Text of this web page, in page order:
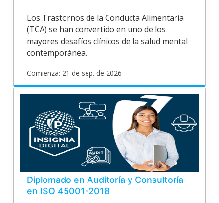
Los Trastornos de la Conducta Alimentaria
(TCA) se han convertido en uno de los
mayores desafíos clínicos de la salud mental
contemporánea.
Comienza: 21 de sep. de 2026
poligran
EPV26O190
Inicia21
de
sep.
de
2026
Diplomado en Auditoría y Consultoría
en ISO 45001-2018